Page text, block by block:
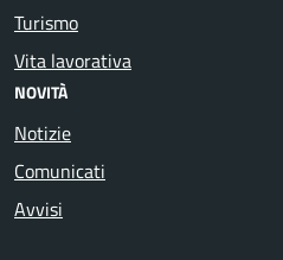
Turismo
Vita lavorativa
NOVITÀ
Notizie
Comunicati
Avvisi